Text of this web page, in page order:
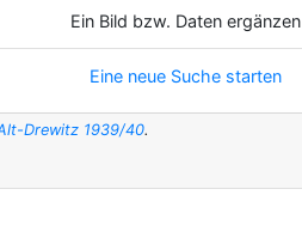
Ein Bild bzw. Daten ergänzen
Eine neue Suche starten
Drewitz 1939/40.